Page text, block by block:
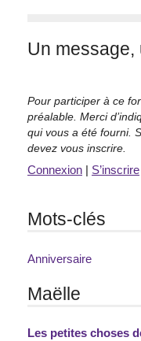
Un message,
Pour participer à ce
préalable. Merci
qui vous a été fourni.
devez vous inscrire.
Connexion S’inscrire
Mots-clés
Anniversaire
Maëlle
Les petites choses